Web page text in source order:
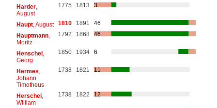
Harder,
August
1775 1813 3
Haupt, August 1810 1891
46
Hauptmann,
Moritz
1792 1868 46
Henschel,
Georg
1850 1934 6
Hermes
Johann
Timotheus
1738 1821 11
Herschel,
William
1738 1822 12